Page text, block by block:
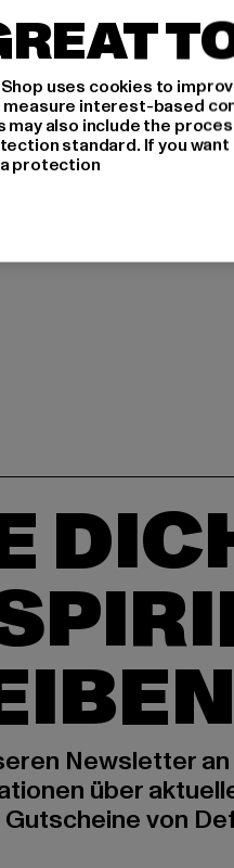
Newsletter an
über
von
uses cookies to
measure interest-based
may also include the
standard. If you want
protection